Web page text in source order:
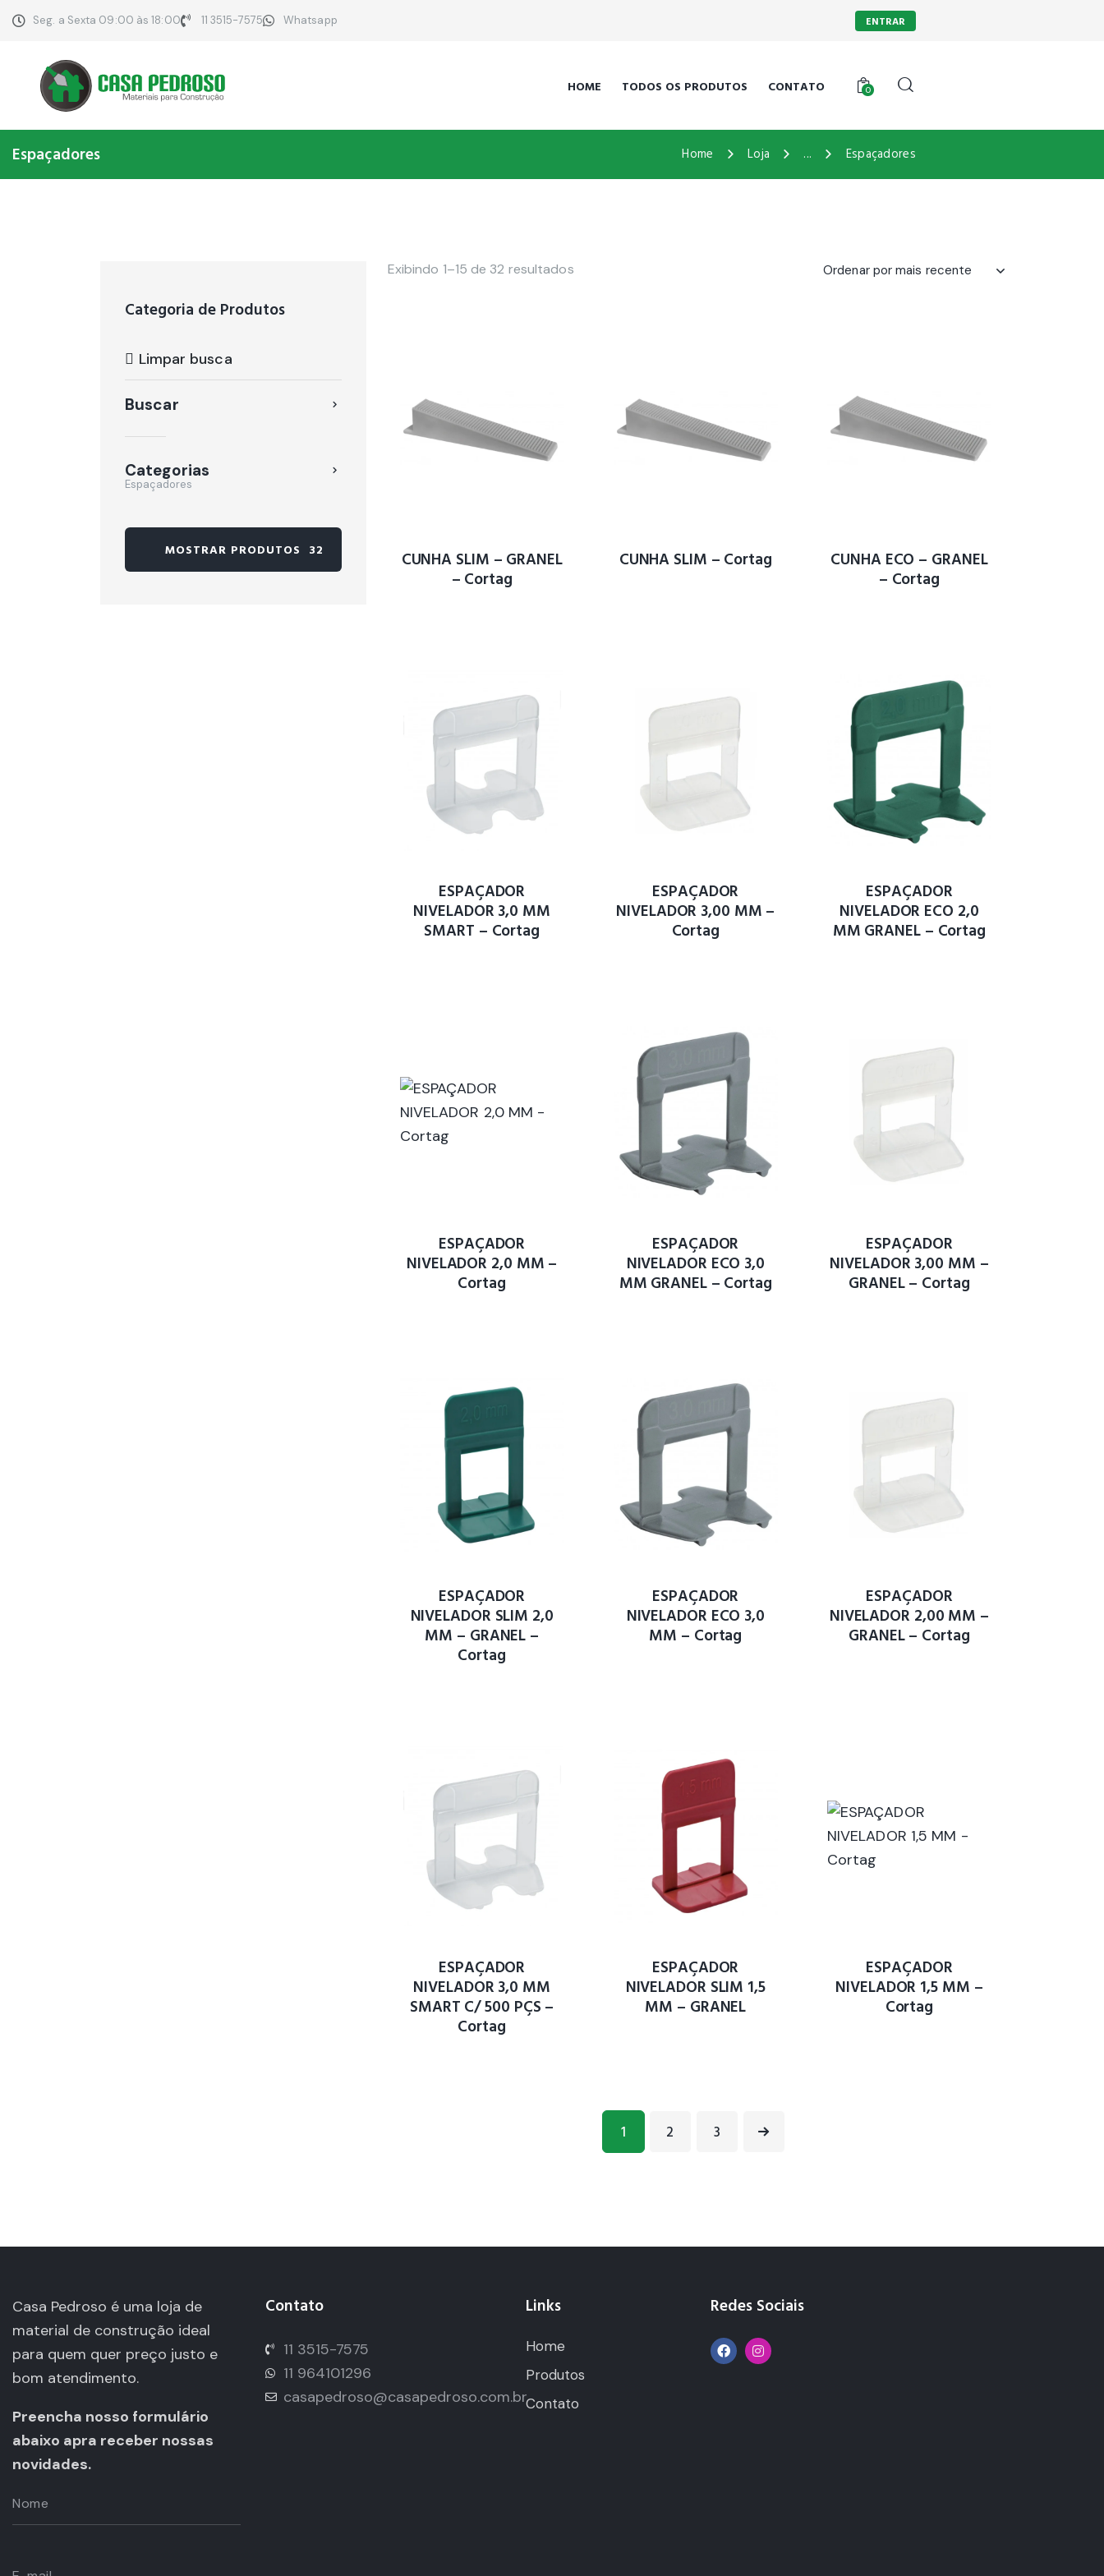
Seg. a Sexta 09:00 às 18:00 11 3515-7575 Whatsapp ENTRAR
HOME TODOS OS PRODUTOS CONTATO 0
Espaçadores Home Loja ... Espaçadores
Exibindo 1–15 de 32 resultados
CUNHA SLIM – GRANEL
– Cortag
CUNHA SLIM – Cortag
CUNHA ECO – GRANEL
– Cortag
ESPAÇADOR
NIVELADOR 3,0 MM
SMART – Cortag
ESPAÇADOR
NIVELADOR 3,00 MM –
Cortag
ESPAÇADOR
NIVELADOR ECO 2,0
MM GRANEL – Cortag
ESPAÇADOR
NIVELADOR 2,0 MM –
Cortag
ESPAÇADOR
NIVELADOR ECO 3,0
MM GRANEL – Cortag
ESPAÇADOR
NIVELADOR 3,00 MM –
GRANEL – Cortag
ESPAÇADOR
NIVELADOR SLIM 2,0
MM – GRANEL –
Cortag
ESPAÇADOR
NIVELADOR ECO 3,0
MM – Cortag
ESPAÇADOR
NIVELADOR 2,00 MM –
GRANEL – Cortag
ESPAÇADOR
NIVELADOR 3,0 MM
SMART C/ 500 PÇS –
Cortag
ESPAÇADOR
NIVELADOR SLIM 1,5
MM – GRANEL
ESPAÇADOR
NIVELADOR 1,5 MM –
Cortag
1 2 3
Categoria de Produtos
Limpar busca
Buscar
Categorias
Espaçadores
MOSTRAR PRODUTOS 32
Casa Pedroso é uma loja de
material de construção ideal
para quem quer preço justo e
bom atendimento.
Preencha nosso formulário
abaixo apra receber nossas
novidades.
Contato
11 3515-7575
11 964101296
casapedroso@casapedroso.com.br
Links
Home
Produtos
Contato
Redes Sociais